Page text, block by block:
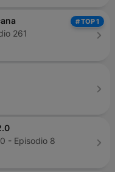
# TOP 1
261
- Episodio 8